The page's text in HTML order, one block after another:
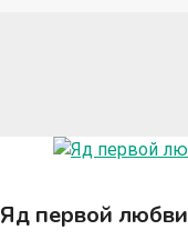
Яд первой любви